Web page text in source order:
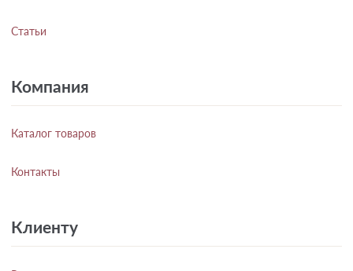
Статьи
Компания
Каталог товаров
Контакты
Клиенту